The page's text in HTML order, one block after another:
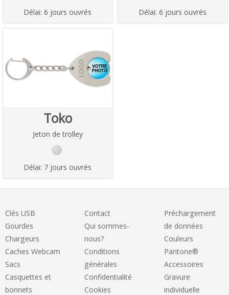
Délai: 6 jours ouvrés Délai: 6 jours ouvrés
Toko
Jeton de trolley
Délai: 7 jours ouvrés
Clés USB
Gourdes
Chargeurs
Caches Webcam
Sacs
Casquettes et
bonnets
Contact
Qui sommes-
nous?
Conditions
générales
Confidentialité
Cookies
Préchargement
de données
Couleurs
Pantone®
Accessoires
Gravure
individuelle